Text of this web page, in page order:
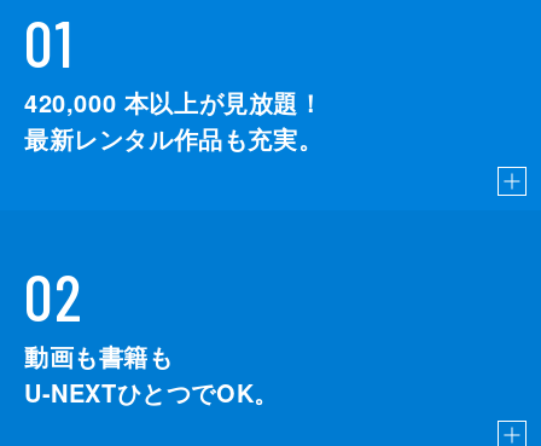
01
420,000 本以上が見放題！
最新レンタル作品も充実。
02
動画も書籍も
U-NEXTひとつでOK。